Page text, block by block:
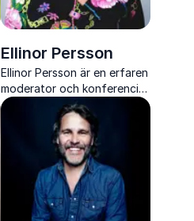
Ellinor Persson
Ellinor Persson är en erfaren
moderator och konferencier
som med trygghet,
nyfikenhet och
professionalism leder event,
debatter och samtal